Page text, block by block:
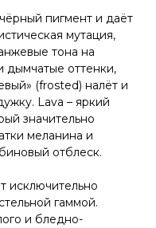
пигмент и даёт
мутация,
тона на
дымчатые оттенки,
(frosted) налёт и
Lava – яркий
значительно
меланина и
отблеск.
исключительно
гаммой.
и бледно-